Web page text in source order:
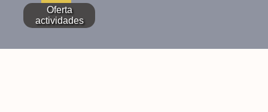
Oferta
actividades